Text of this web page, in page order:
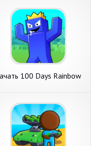
100 Days Rainbow
Андроид